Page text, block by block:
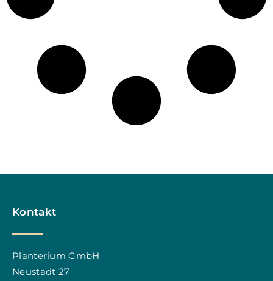
Kontakt
Planterium GmbH
Neustadt 27